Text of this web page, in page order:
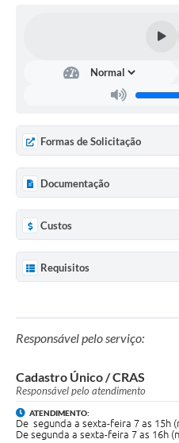
Formas de Solicitação
Documentação
Custos
Requisitos
Responsável pelo serviço:
Cadastro Único / CRAS
Responsável pelo atendimento
ATENDIMENTO:
De segunda a sexta-feira 7 as 15h
De segunda a sexta-feira 7 as 16h